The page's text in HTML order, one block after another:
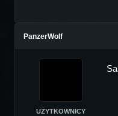
PanzerWolf
UŻYTKOWNICY